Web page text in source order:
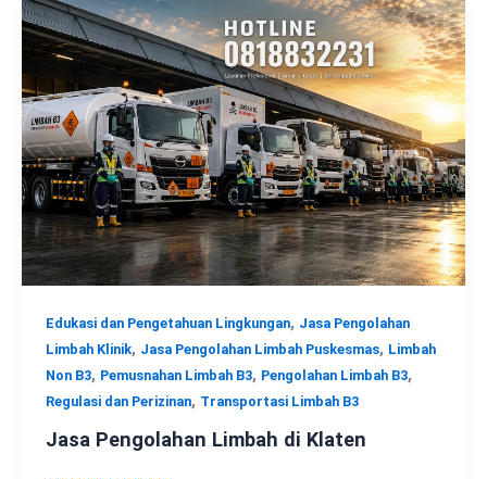
Edukasi dan Pengetahuan Lingkungan, Jasa Pengolahan
Limbah Klinik, Jasa Pengolahan Limbah Puskesmas, Limbah
Non B3, Pemusnahan Limbah B3, Pengolahan Limbah B3,
Regulasi dan Perizinan, Transportasi Limbah B3
Jasa Pengolahan Limbah di Klaten